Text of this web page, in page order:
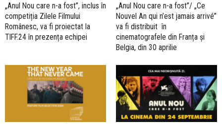
„Anul Nou care n-a fost”, inclus în
competiția Zilele Filmului
Românesc, va fi proiectat la
TIFF.24 în prezența echipei
„Anul Nou care n-a fost”/ „Ce
Nouvel An qui n’est jamais arrivé”
va fi distribuit în
cinematografele din Franța și
Belgia, din 30 aprilie